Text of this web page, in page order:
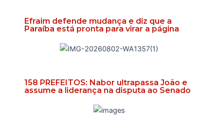
Efraim defende mudança e diz que a
Paraíba está pronta para virar a página
158 PREFEITOS: Nabor ultrapassa João e
assume a liderança na disputa ao Senado